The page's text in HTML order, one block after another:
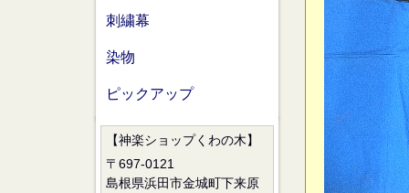
刺繍幕
染物
ピックアップ
【神楽ショップくわの木】
〒697-0121
島根県浜田市金城町下来原